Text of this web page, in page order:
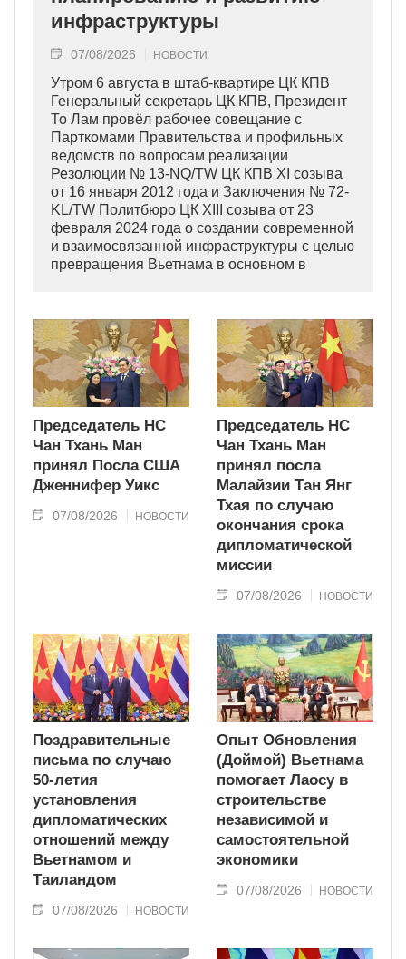
инфраструктуры
07/08/2026 НОВОСТИ
Утром 6 августа в штаб-квартире ЦК КПВ
Генеральный секретарь ЦК КПВ, Президент
То Лам провёл рабочее совещание с
Парткомами Правительства и профильных
ведомств по вопросам реализации
Резолюции № 13-NQ/TW ЦК КПВ XI созыва
от 16 января 2012 года и Заключения № 72-
KL/TW Политбюро ЦК XIII созыва от 23
февраля 2024 года о создании современной
и взаимосвязанной инфраструктуры с целью
превращения Вьетнама в основном в
Председатель НС
Чан Тхань Ман
принял Посла США
Дженнифер Уикс
07/08/2026 НОВОСТИ
Председатель НС
Чан Тхань Ман
принял посла
Малайзии Тан Янг
Тхая по случаю
окончания срока
дипломатической
миссии
07/08/2026 НОВОСТИ
Поздравительные
письма по случаю
50-летия
установления
дипломатических
отношений между
Вьетнамом и
Таиландом
07/08/2026 НОВОСТИ
Опыт Обновления
(Доймой) Вьетнама
помогает Лаосу в
строительстве
независимой и
самостоятельной
экономики
07/08/2026 НОВОСТИ